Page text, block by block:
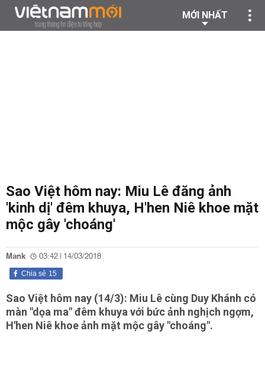
MỚI NHẤT
Sao Việt hôm nay: Miu Lê đăng ảnh
'kinh dị' đêm khuya, H'hen Niê khoe mặt
mộc gây 'choáng'
Mank 03:42 | 14/03/2018
15
Chia sẻ
Sao Việt hôm nay (14/3): Miu Lê cùng Duy Khánh có
màn "dọa ma" đêm khuya với bức ảnh nghịch ngợm,
H'hen Niê khoe ảnh mặt mộc gây "choáng".